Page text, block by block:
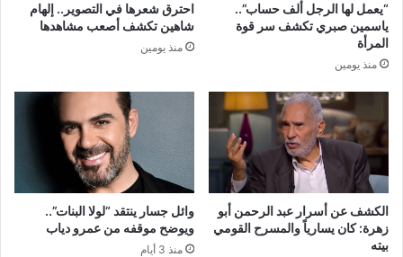
“يعمل لها الرجل ألف حساب”..
ياسمين صبري تكشف سر قوة
المرأة
منذ يومين
احترق شعرها في التصوير.. إلهام
شاهين تكشف أصعب مشاهدها
منذ يومين
الكشف عن أسرار عبد الرحمن أبو
زهرة: كان يسارياً والمسرح القومي
بيته
وائل جسار ينتقد “لولا البنات”..
ويوضح موقفه من عمرو دياب
منذ 3 أيام